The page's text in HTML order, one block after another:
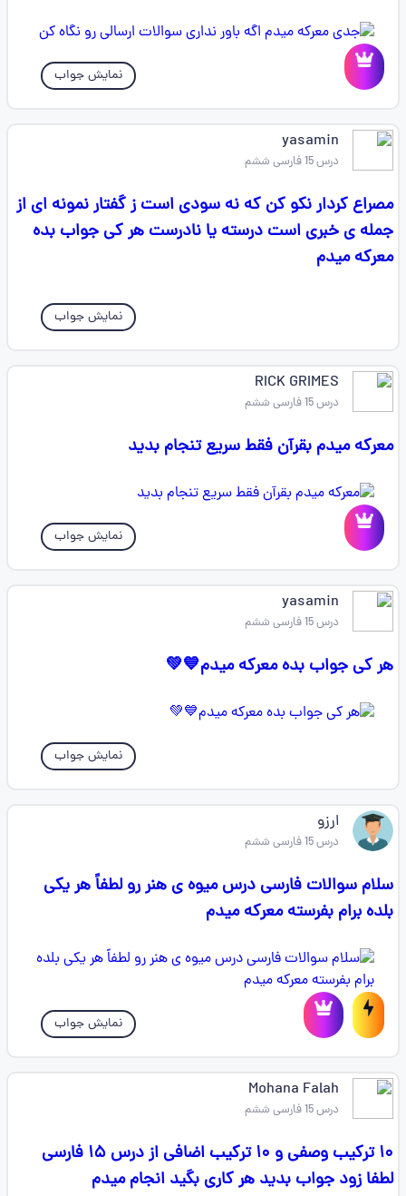
نمایش جواب
yasamin
درس 15 فارسی ششم
مصراع کردار نکو کن که نه سودی است ز گفتار نمونه ای از
جمله ی خبری است درسته یا نادرست هر کی جواب بده
معرکه میدم
نمایش جواب
RICK GRIMES
درس 15 فارسی ششم
معرکه میدم بقرآن فقط سریع تنجام بدید
نمایش جواب
yasamin
درس 15 فارسی ششم
هر کی جواب بده معرکه میدم💙💚
نمایش جواب
ارزو
درس 15 فارسی ششم
سلام سوالات فارسی درس میوه ی هنر رو لطفاً هر یکی
بلده برام بفرسته معرکه میدم
نمایش جواب
Mohana Falah
درس 15 فارسی ششم
۱۰ ترکیب وصفی و ۱۰ ترکیب اضافی از درس ۱۵ فارسی
لطفا زود جواب بدید هر کاری بگید انجام میدم